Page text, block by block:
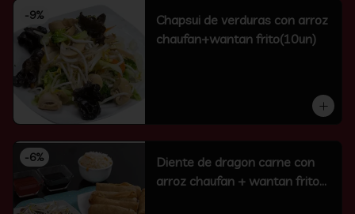
-9%
Chapsui de verduras con arroz
chaufan+wantan frito(10un)
-6%
Diente de dragon carne con
arroz chaufan + wantan frito